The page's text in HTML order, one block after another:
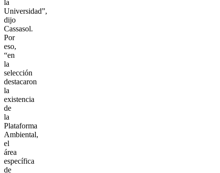
la
Universidad”,
dijo
Cassasol.
Por
eso,
“en
la
selección
destacaron
la
existencia
de
la
Plataforma
Ambiental,
el
área
específica
de